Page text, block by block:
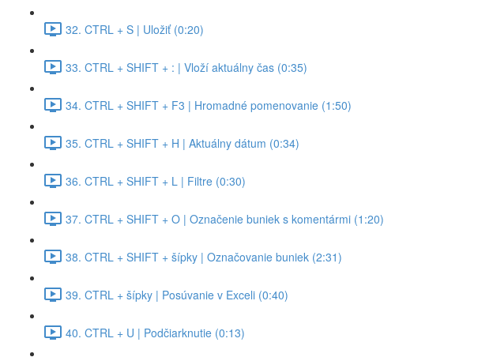
32. CTRL + S | Uložiť (0:20)
33. CTRL + SHIFT + : | Vloží aktuálny čas (0:35)
34. CTRL + SHIFT + F3 | Hromadné pomenovanie (1:50)
35. CTRL + SHIFT + H | Aktuálny dátum (0:34)
36. CTRL + SHIFT + L | Filtre (0:30)
37. CTRL + SHIFT + O | Označenie buniek s komentármi (1:20)
38. CTRL + SHIFT + šípky | Označovanie buniek (2:31)
39. CTRL + šípky | Posúvanie v Exceli (0:40)
40. CTRL + U | Podčiarknutie (0:13)